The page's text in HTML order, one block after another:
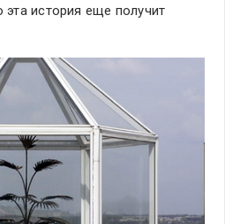
история еще получит